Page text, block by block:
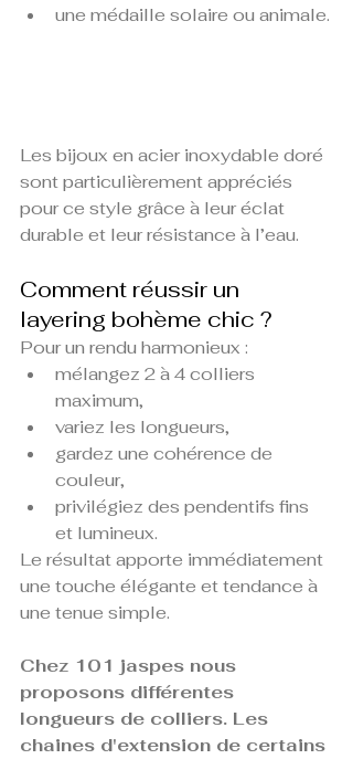
une médaille solaire ou animale.
Les bijoux en acier inoxydable doré
sont particulièrement appréciés
pour ce style grâce à leur éclat
durable et leur résistance à l’eau.
Comment réussir un
layering bohème chic ?
Pour un rendu harmonieux :
mélangez 2 à 4 colliers
maximum,
variez les longueurs,
gardez une cohérence de
couleur,
privilégiez des pendentifs fins
et lumineux.
Le résultat apporte immédiatement
une touche élégante et tendance à
une tenue simple.
Chez 101 jaspes nous
proposons différentes
longueurs de colliers. Les
chaines d'extension de certains